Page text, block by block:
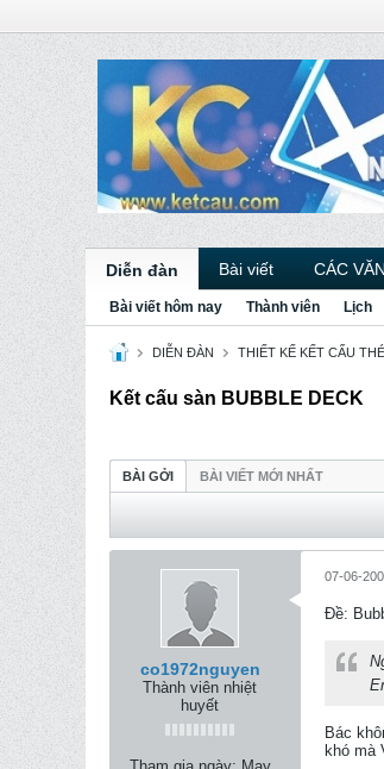
Diễn đàn Bài viết CÁC
Bài viết hôm nay Thành viên Lịch
DIỄN ĐÀN THIẾT KẾ KẾT CẤU
Kết cấu sàn BUBBLE DECK
BÀI GỞI BÀI VIẾT MỚI NHẤT
co1972nguyen
Thành viên nhiệt
huyết
07-06-
Ðề:
Bác
khó mà